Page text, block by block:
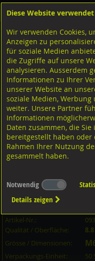
Shop Schrauben Diverse
Diverse Ausführungen M-Gewinde
Stiftschrauben mit Festsitz,
Artikel-Informationen
Artikel-Nr.:
Qualität / Oberfläche:
Grösse / Dimensionen:
Verpackungs-Einheit: 50
Diese Website
Wir verwenden Cookies,
Anzeigen zu
für soziale Medien
die Zugriffe auf unsere
analysieren. Ausserdem
Informationen zu Ihrer
unserer Website an
soziale Medien, Werbung
weiter. Unsere Partner
Informationen
Daten zusammen, die Sie
bereitgestellt haben oder
Rahmen Ihrer Nutzung
gesammelt haben.
Notwendig
Details zeigen